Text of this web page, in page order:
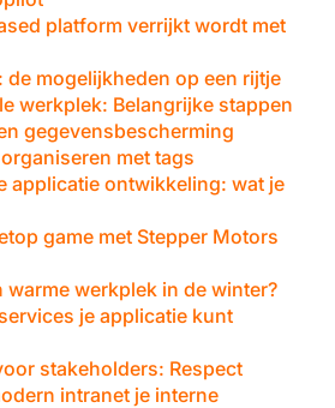
platform verrijkt wordt met
de mogelijkheden op een rijtje
werkplek: Belangrijke stappen
gegevensbescherming
met tags
applicatie ontwikkeling: wat je
game met Stepper Motors
warme werkplek in de winter?
je applicatie kunt
stakeholders: Respect
intranet je interne
Niet-
geclassificeerd
ACCEPTEREN
ALLES AFWIJZEN